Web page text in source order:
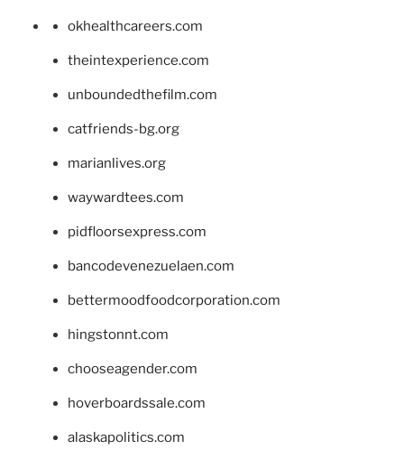
okhealthcareers.com
theintexperience.com
unboundedthefilm.com
catfriends-bg.org
marianlives.org
waywardtees.com
pidfloorsexpress.com
bancodevenezuelaen.com
bettermoodfoodcorporation.com
hingstonnt.com
chooseagender.com
hoverboardssale.com
alaskapolitics.com